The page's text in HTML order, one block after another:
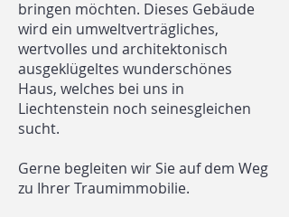
bringen möchten. Dieses Gebäude
wird ein umweltverträgliches,
wertvolles und architektonisch
ausgeklügeltes wunderschönes
Haus, welches bei uns in
Liechtenstein noch seinesgleichen
sucht.
Gerne begleiten wir Sie auf dem Weg
zu Ihrer Traumimmobilie.